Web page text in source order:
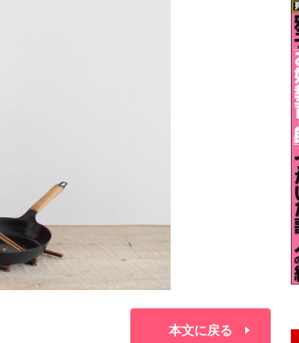
本文に戻る